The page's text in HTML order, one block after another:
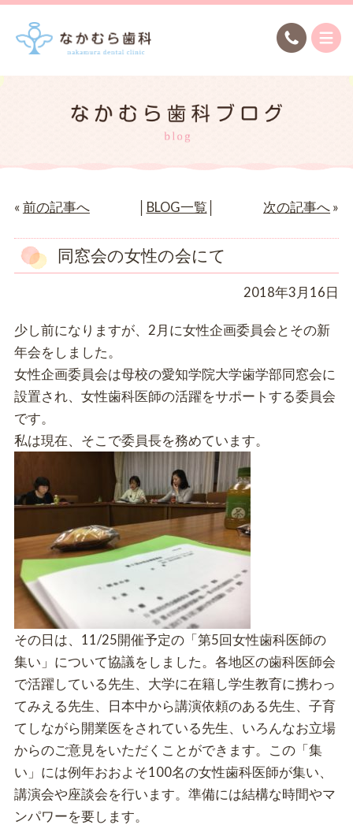
« 前の記事へ BLOG一覧 次の記事へ »
同窓会の女性の会にて
2018年3月16日
少し前になりますが、2月に女性企画委員会とその新
年会をしました。
女性企画委員会は母校の愛知学院大学歯学部同窓会に
設置され、女性歯科医師の活躍をサポートする委員会
です。
私は現在、そこで委員長を務めています。
その日は、11/25開催予定の「第5回女性歯科医師の
集い」について協議をしました。各地区の歯科医師会
で活躍している先生、大学に在籍し学生教育に携わっ
てみえる先生、日本中から講演依頼のある先生、子育
てしながら開業医をされている先生、いろんなお立場
からのご意見をいただくことができます。この「集
い」には例年おおよそ100名の女性歯科医師が集い、
講演会や座談会を行います。準備には結構な時間やマ
ンパワーを要します。